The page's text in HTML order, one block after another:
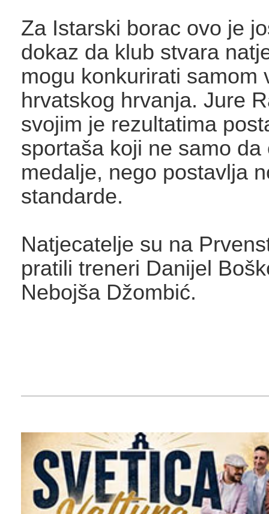
Za Istarski borac ovo je
dokaz da klub stvara
mogu konkurirati samom
hrvatskog hrvanja. Jure
svojim je rezultatima
sportaša koji ne samo da
medalje, nego postavlja
standarde.
Natjecatelje su na
pratili treneri Danijel
Nebojša Džombić.